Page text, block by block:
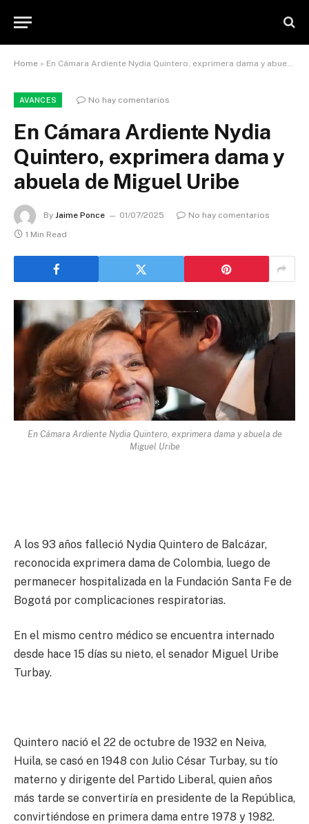
Home » En Cámara Ardiente Nydia Quintero, exprimera dama y abuela de Miguel Uribe
AVANCES No hay comentarios
En Cámara Ardiente Nydia
Quintero, exprimera dama y
abuela de Miguel Uribe
By Jaime Ponce 01/07/2025
No hay comentarios
1 Min Read
En Cámara Ardiente Nydia Quintero, exprimera dama y abuela de
Miguel Uribe
A los 93 años falleció Nydia Quintero de Balcázar,
reconocida exprimera dama de Colombia, luego de
permanecer hospitalizada en la Fundación Santa Fe de
Bogotá por complicaciones respiratorias.
En el mismo centro médico se encuentra internado
desde hace 15 días su nieto, el senador Miguel Uribe
Turbay.
Quintero nació el 22 de octubre de 1932 en Neiva,
Huila, se casó en 1948 con Julio César Turbay, su tío
materno y dirigente del Partido Liberal, quien años
más tarde se convertiría en presidente de la República,
convirtiéndose en primera dama entre 1978 y 1982.